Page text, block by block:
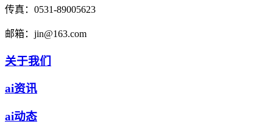
传真： 0531-89005623
邮箱： jin@163.com
关于我们
ai资讯
ai动态